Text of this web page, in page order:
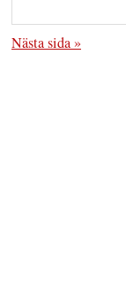
Nästa sida »